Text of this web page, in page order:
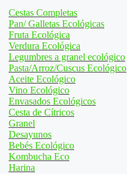
Cestas Completas
Pan/ Galletas Ecológicas
Fruta Ecológica
Verdura Ecológica
Legumbres a granel ecológico
Pasta/Arroz/Cuscus Ecológico
Aceite Ecológico
Vino Ecológico
Envasados Ecológicos
Cesta de Cítricos
Granel
Desayunos
Bebés Ecológico
Kombucha Eco
Harina